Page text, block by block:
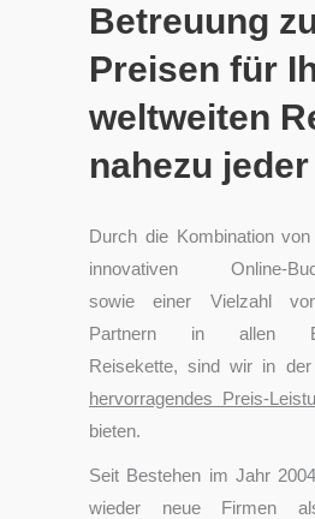
Betreuung
Preisen für
weltweiten
nahezu
Durch die Kombination
innovativen Online-
sowie einer Vielzahl
Partnern in allen
Reisekette, sind wir in
hervorragendes Preis-
bieten.
Seit Bestehen im Jahr
wieder neue Firmen